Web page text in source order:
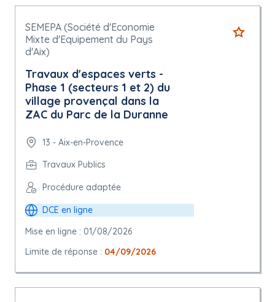
SEMEPA (Société d'Economie
Mixte d'Equipement du Pays
d'Aix)
Travaux d'espaces verts -
Phase 1 (secteurs 1 et 2) du
village provençal dans la
ZAC du Parc de la Duranne
13 - Aix-en-Provence
Travaux Publics
Procédure adaptée
DCE en ligne
Mise en ligne : 01/08/2026
Limite de réponse : 04/09/2026